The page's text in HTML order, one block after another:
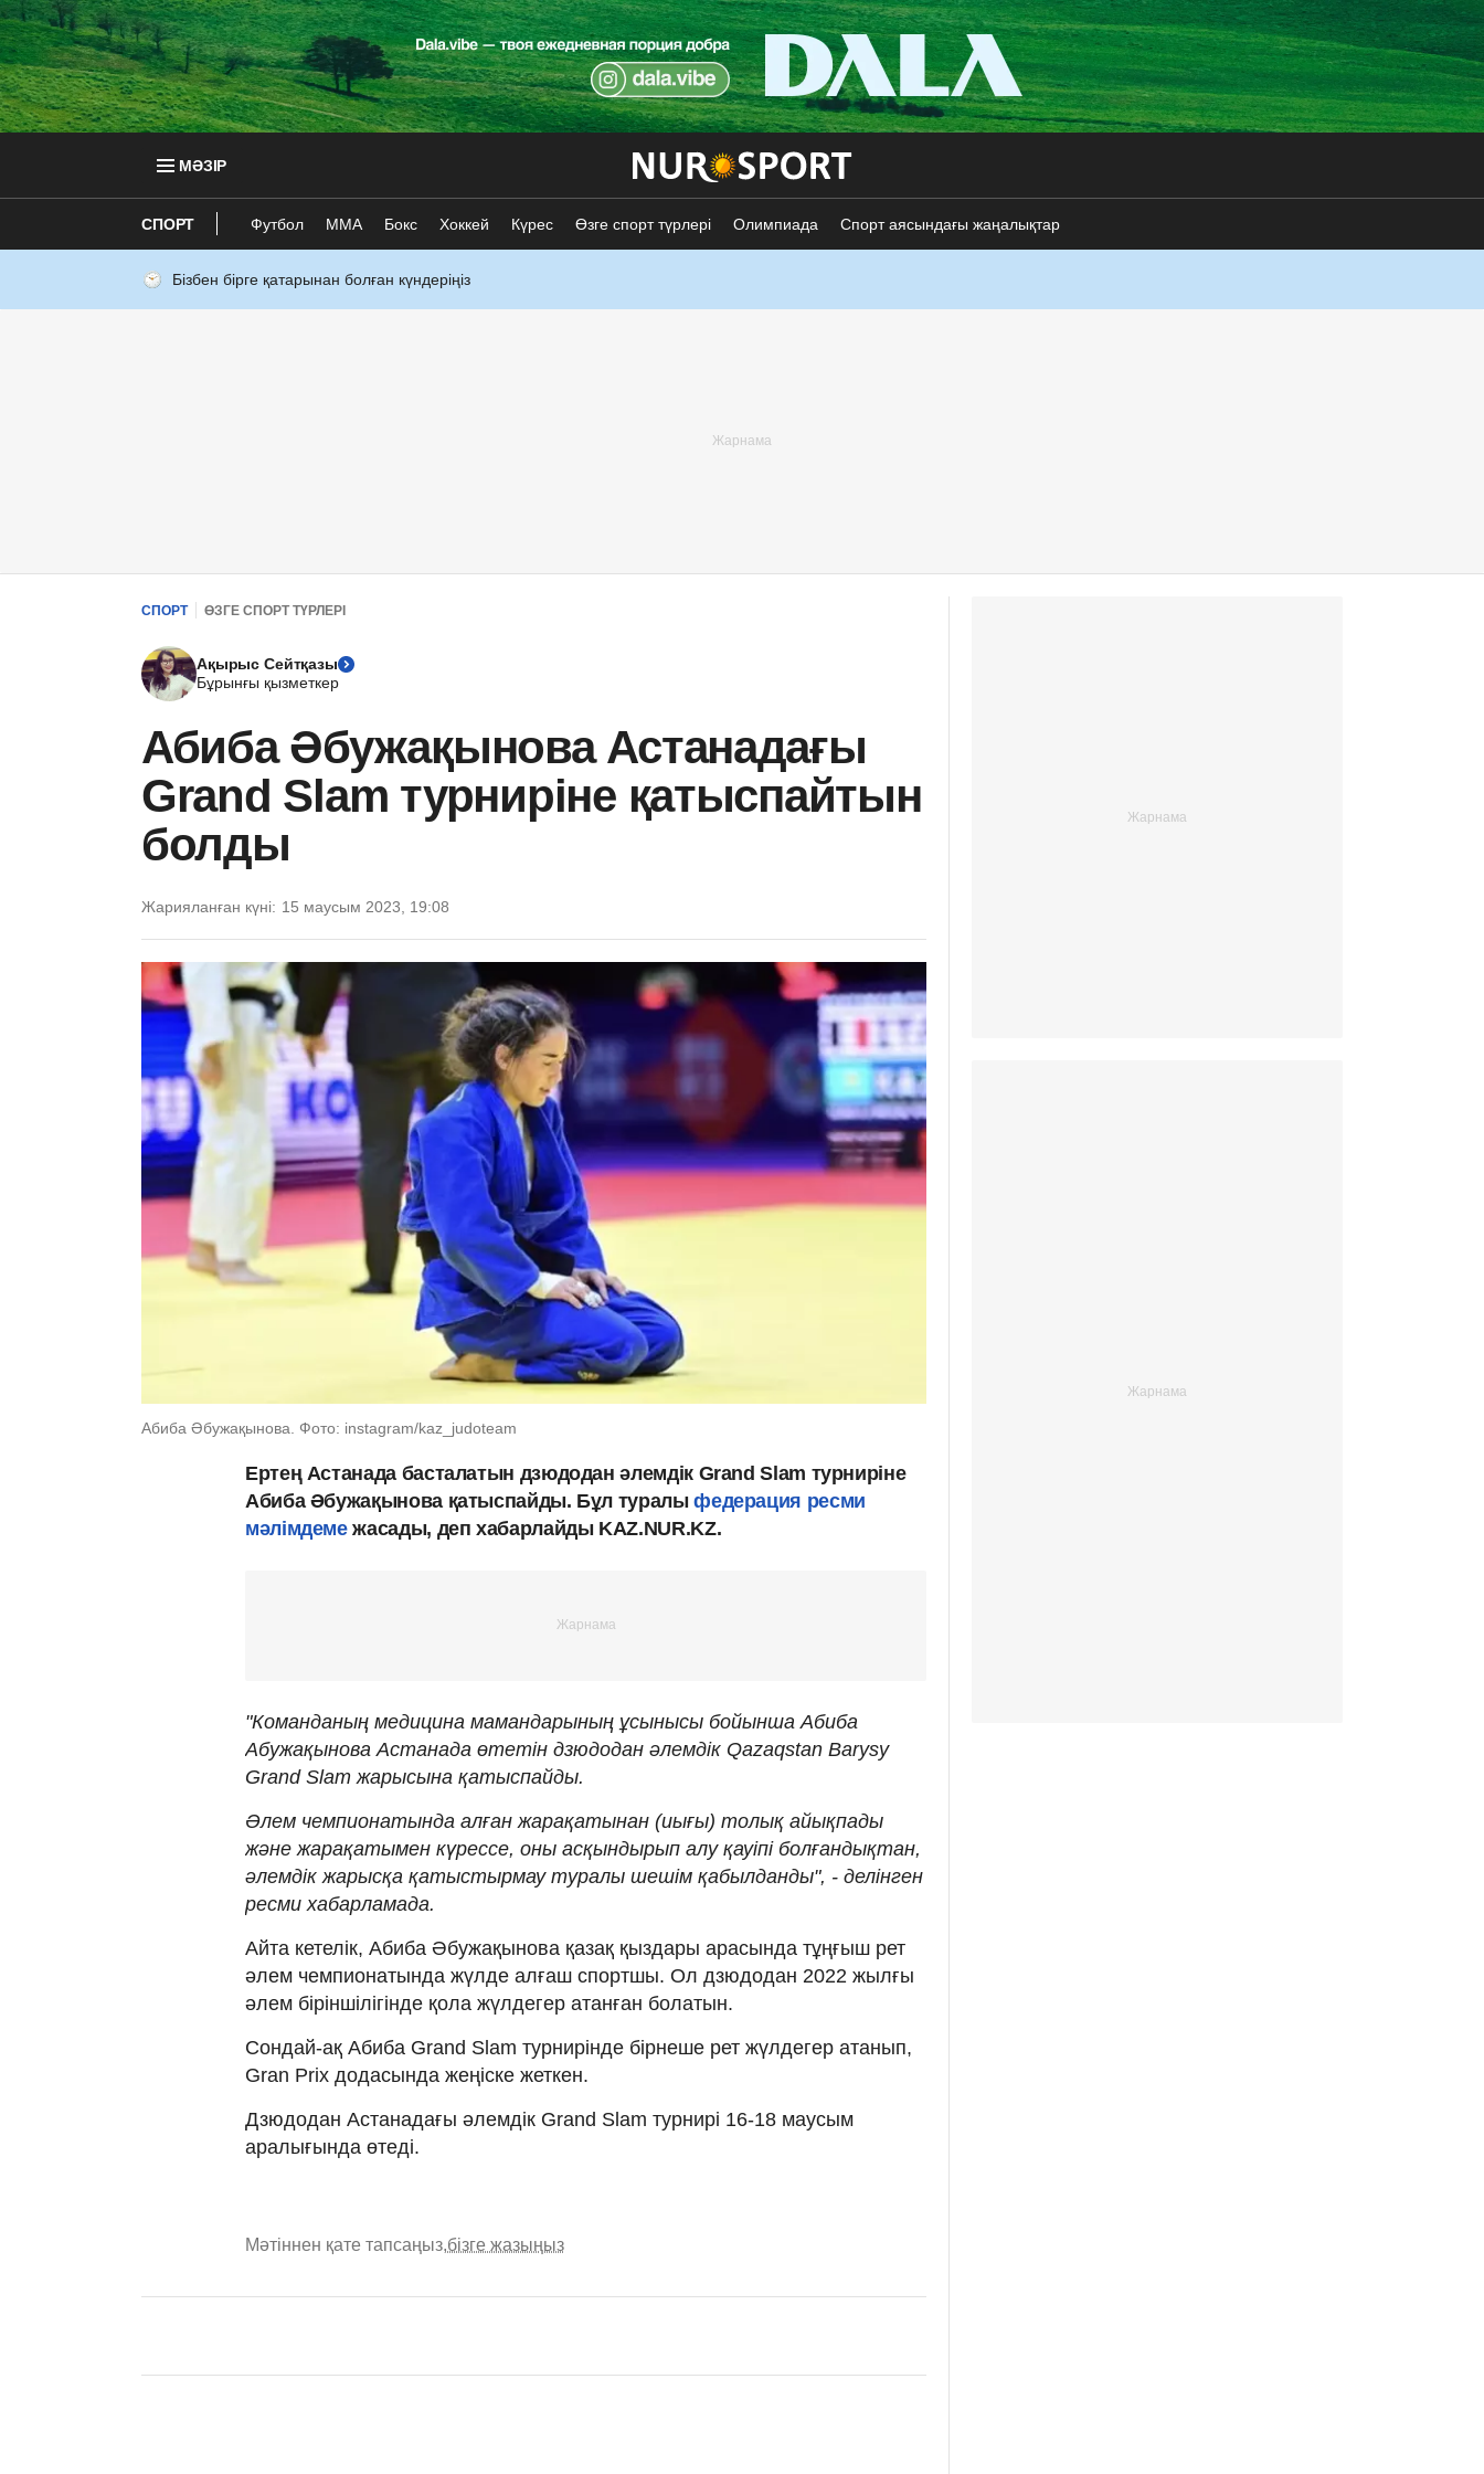
МӘЗІР
СПОРТ Футбол ММА Бокс Хоккей Күрес Өзге спорт түрлері Олимпиада Спорт аясындағы жаңалықтар
Бізбен бірге қатарынан болған күндеріңіз
СПОРТ ӨЗГЕ СПОРТ ТҮРЛЕРІ
Ақырыс Сейтқазы
Бұрынғы қызметкер
Абиба Әбужақынова Астанадағы
Grand Slam турниріне қатыспайтын
болды
Жарияланған күні: 15 маусым 2023, 19:08
Абиба Әбужақынова. Фото: instagram/kaz_judoteam
Ертең Астанада басталатын дзюдодан әлемдік Grand Slam турниріне
Абиба Әбужақынова қатыспайды. Бұл туралыфедерация ресми
мәлімдемежасады, деп хабарлайды KAZ.NUR.KZ.
"Команданың медицина мамандарының ұсынысы бойынша Абиба
Абужақынова Астанада өтетін дзюдодан әлемдік Qazaqstan Barysy
Grand Slam жарысына қатыспайды.
Әлем чемпионатында алған жарақатынан (иығы) толық айықпады
және жарақатымен күрессе, оны асқындырып алу қауіпі болғандықтан,
әлемдік жарысқа қатыстырмау туралы шешім қабылданды", - делінген
ресми хабарламада.
Айта кетелік, Абиба Әбужақынова қазақ қыздары арасында тұңғыш рет
әлем чемпионатында жүлде алғаш спортшы. Ол дзюдодан 2022 жылғы
әлем біріншілігінде қола жүлдегер атанған болатын.
Сондай-ақ Абиба Grand Slam турнирінде бірнеше рет жүлдегер атанып,
Gran Prix додасында жеңіске жеткен.
Дзюдодан Астанадағы әлемдік Grand Slam турнирі 16-18 маусым
аралығында өтеді.
Мәтіннен қате тапсаңыз,бізге жазыңыз